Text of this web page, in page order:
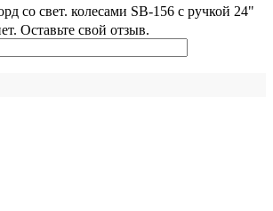
со свет. колесами SB-156 с ручкой 24"
Оставьте свой отзыв.